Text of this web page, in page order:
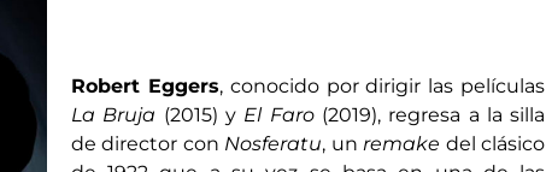
Robert Eggers, conocido por dirigir las películas
La Bruja (2015) y El Faro(2019), regresa a la silla
de director con Nosferatu, un remake del clásico